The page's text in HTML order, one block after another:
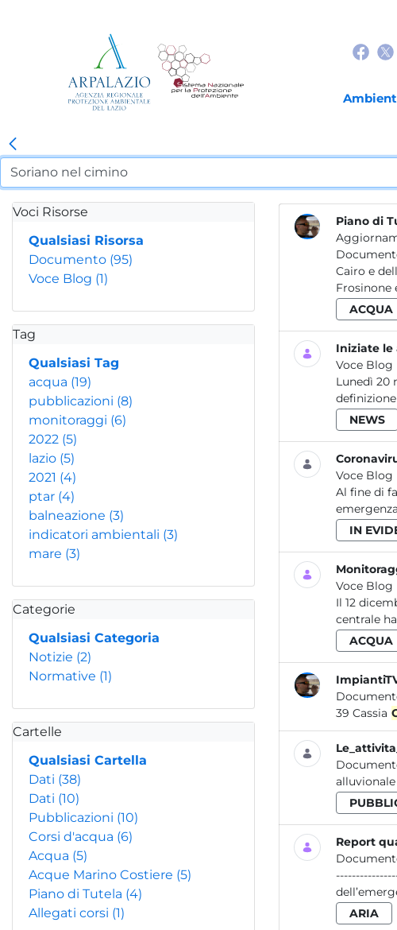
Voci Risorse
Qualsiasi Risorsa
Documento (95)
Voce Blog (1)
Tag
Qualsiasi Tag
acqua (19)
pubblicazioni (8)
monitoraggi (6)
2022 (5)
lazio (5)
2021 (4)
ptar (4)
balneazione (3)
indicatori ambientali (3)
mare (3)
Categorie
Qualsiasi Categoria
Notizie (2)
Normative (1)
Cartelle
Qualsiasi Cartella
Dati (38)
Dati (10)
Pubblicazioni (10)
Corsi d'acqua (6)
Acqua (5)
Acque Marino Costiere (5)
Piano di Tutela (4)
Allegati corsi (1)
Piano di
Frosinone
ACQUA
Iniziate le
Voce Blog
Lunedì 20
NEWS
Voce Blog
Al fine di
IN
Voce Blog
Il 12
centrale
ACQUA
39 Cassia
Report
ARIA